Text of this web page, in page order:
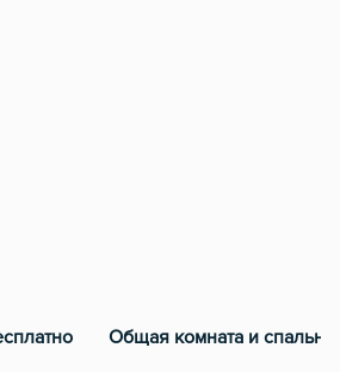
Общая комната и спальня